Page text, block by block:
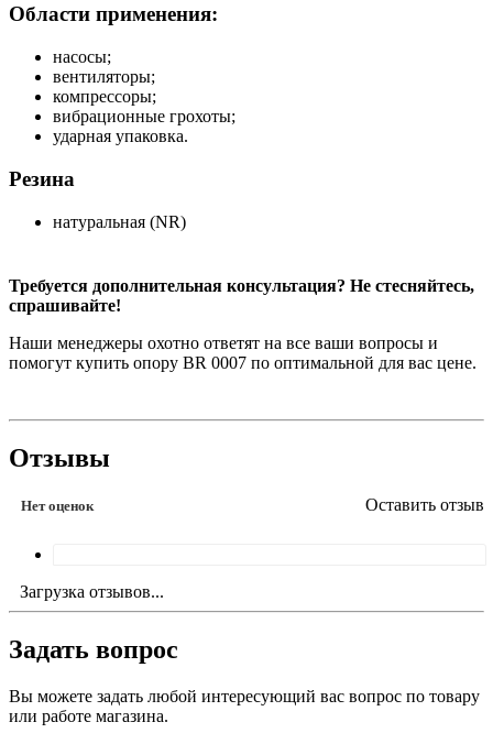
Области применения:
насосы;
вентиляторы;
компрессоры;
вибрационные грохоты;
ударная упаковка.
Резина
натуральная (NR)
Требуется дополнительная консультация? Не стесняйтесь,
спрашивайте!
Наши менеджеры охотно ответят на все ваши вопросы и
помогут купить опору BR 0007 по оптимальной для вас цене.
Отзывы
Нет оценок Оставить отзыв
Загрузка отзывов...
Задать вопрос
Вы можете задать любой интересующий вас вопрос по товару
или работе магазина.